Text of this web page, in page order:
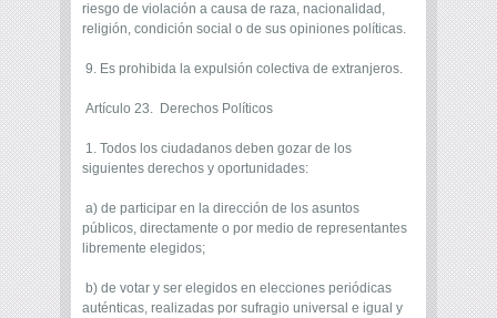
riesgo de violación a causa de raza, nacionalidad,
religión, condición social o de sus opiniones políticas.
9. Es prohibida la expulsión colectiva de extranjeros.
Artículo 23. Derechos Políticos
1. Todos los ciudadanos deben gozar de los
siguientes derechos y oportunidades:
a) de participar en la dirección de los asuntos
públicos, directamente o por medio de representantes
libremente elegidos;
b) de votar y ser elegidos en elecciones periódicas
auténticas, realizadas por sufragio universal e igual y